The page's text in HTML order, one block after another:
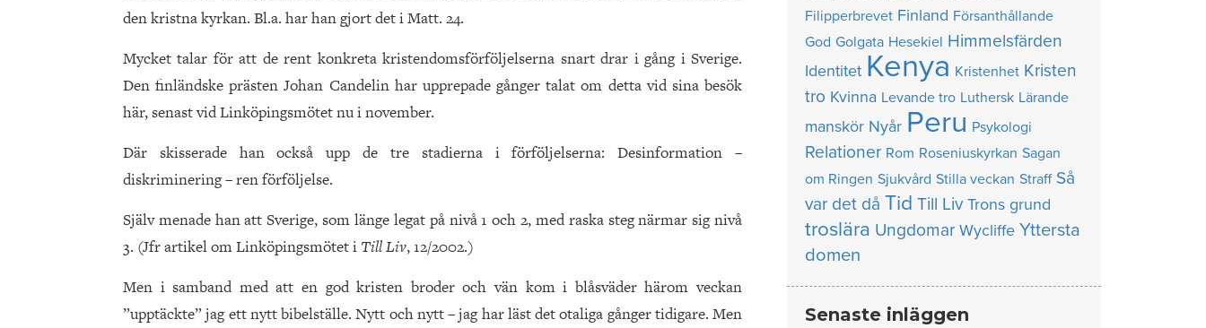
den kristna kyrkan. Bl.a. har han gjort det i Matt. 24.
Mycket talar för att de rent konkreta kristendomsförföljelserna snart drar i gång i Sverige.
Den finländske prästen Johan Candelin har upprepade gånger talat om detta vid sina besök
här, senast vid Linköpingsmötet nu i november.
Där skisserade han också upp de tre stadierna i förföljelserna: Desinformation –
diskriminering – ren förföljelse.
Själv menade han att Sverige, som länge legat på nivå 1 och 2, med raska steg närmar sig nivå
3. (Jfr artikel om Linköpingsmötet i Till Liv, 12/2002.)
Men i samband med att en god kristen broder och vän kom i blåsväder härom veckan
”upptäckte” jag ett nytt bibelställe. Nytt och nytt – jag har läst det otaliga gånger tidigare. Men
Filipperbrevet Finland Försanthållande
God Golgata Hesekiel Himmelsfärden
Identitet Kenya Kristenhet Kristen
tro Kvinna Levande tro Luthersk Lärande
manskör Nyår Peru Psykologi
Relationer Rom Roseniuskyrkan Sagan
om Ringen Sjukvård Stilla veckan Straff Så
var det då Tid Till Liv Trons grund
troslära Ungdomar Wycliffe Yttersta
domen
Senaste inläggen